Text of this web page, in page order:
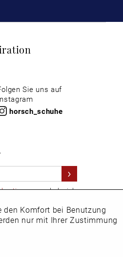
Sie uns auf
horsch_schuhe
habe ich
abmelden. Aktiv
den Komfort bei Benutzung
nur mit Ihrer Zustimmung